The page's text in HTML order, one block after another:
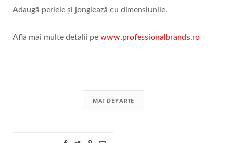
Adaugă perlele și jonglează cu dimensiunile.
Afla mai multe detalii pe www.professionalbrands.ro
MAI DEPARTE